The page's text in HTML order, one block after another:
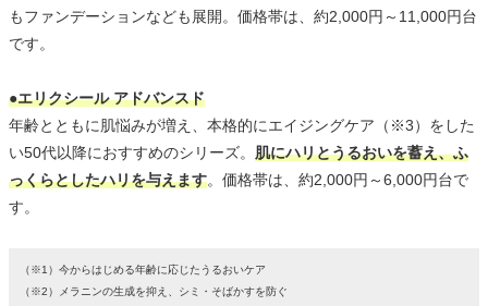
もファンデーションなども展開。価格帯は、約2,000円～11,000円台
です。
●エリクシール アドバンスド
年齢とともに肌悩みが増え、本格的にエイジングケア（※3）をした
い50代以降におすすめのシリーズ。 肌にハリとうるおいを蓄え、ふ
っくらとしたハリを与えます。価格帯は、約2,000円～6,000円台で
す。
（※1）今からはじめる年齢に応じたうるおいケア
（※2）メラニンの生成を抑え、シミ・そばかすを防ぐ